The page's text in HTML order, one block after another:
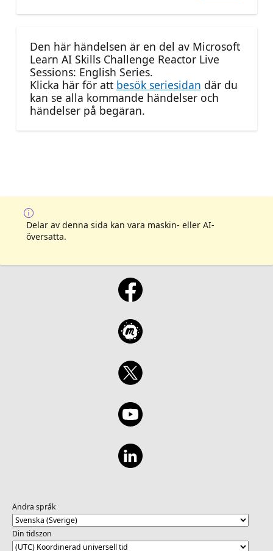
Den här händelsen är en del av Microsoft
Learn AI Skills Challenge Reactor Live
Sessions: English Series.
Klicka här för att besök seriesidan där du
kan se alla kommande händelser och
händelser på begäran.
Delar av denna sida kan vara maskin- eller AI-
översatta.
Ändra språk
Din tidszon